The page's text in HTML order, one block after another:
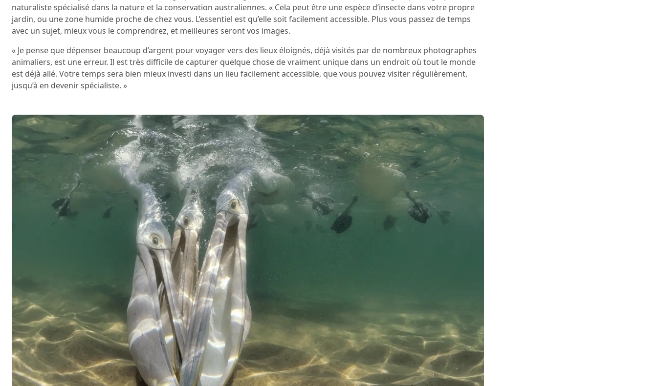
naturaliste spécialisé dans la nature et la conservation australiennes. « Cela peut être une espèce d’insecte dans votre propre
jardin, ou une zone humide proche de chez vous. L’essentiel est qu’elle soit facilement accessible. Plus vous passez de temps
avec un sujet, mieux vous le comprendrez, et meilleures seront vos images.
« Je pense que dépenser beaucoup d’argent pour voyager vers des lieux éloignés, déjà visités par de nombreux photographes
animaliers, est une erreur. Il est très difficile de capturer quelque chose de vraiment unique dans un endroit où tout le monde
est déjà allé. Votre temps sera bien mieux investi dans un lieu facilement accessible, que vous pouvez visiter régulièrement,
jusqu’à en devenir spécialiste. »